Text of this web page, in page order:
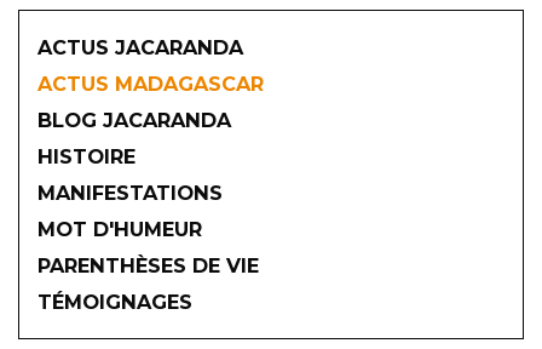
ACTUS JACARANDA
ACTUS MADAGASCAR
BLOG JACARANDA
HISTOIRE
MANIFESTATIONS
MOT D'HUMEUR
PARENTHÈSES DE VIE
TÉMOIGNAGES
JANVIER